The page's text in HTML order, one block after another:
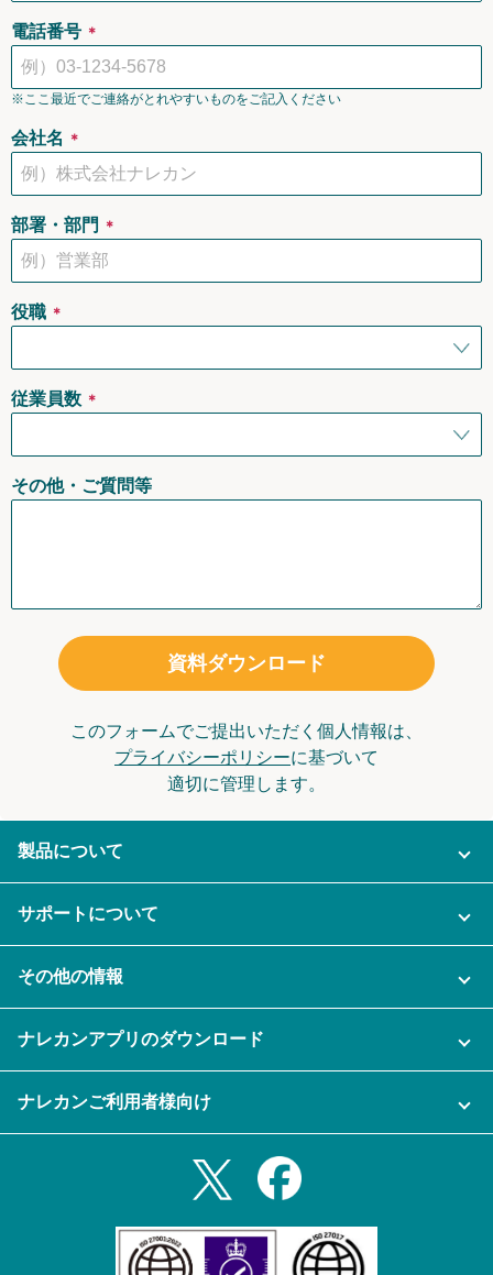
電話番号 ＊
※ここ最近でご連絡がとれやすいものをご記入ください
会社名 ＊
部署・部門 ＊
役職 ＊
従業員数 ＊
その他・ご質問等
資料ダウンロード
このフォームでご提出いただく個人情報は、
プライバシーポリシーに基づいて
適切に管理します。
製品について
ご利用企業様の声
セキュリティ
資料をダウンロードする
メール自動転送機能
サポートについて
充実サポート
その他の情報
セミナー一覧
プライバシーポリシー
ナレカンアプリのダウンロード
Androidタブレットアプリ
ナレカンご利用者様向け